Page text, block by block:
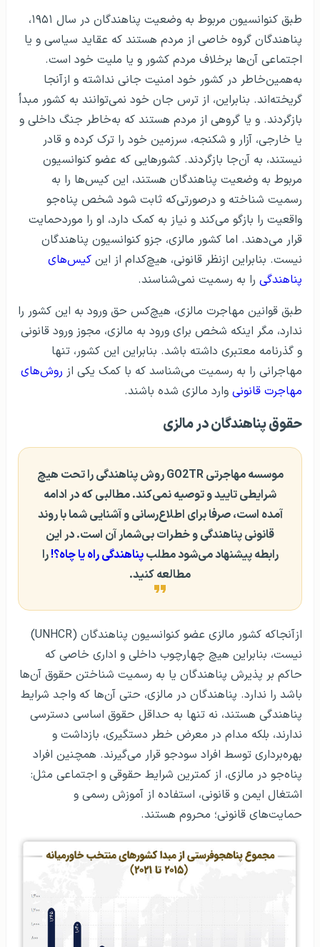
طبق کنوانسیون مربوط به وضعیت پناهندگان در سال ۱۹۵۱،
پناهندگان گروه خاصی از مردم هستند که عقاید سیاسی و یا
اجتماعی آن‌ها برخلاف مردم کشور و یا ملیت خود است.
به‌همین‌خاطر در کشور خود امنیت جانی نداشته و ازآنجا
گریخته‌اند. بنابراین، از ترس جان خود نمی‌توانند به کشور مبدأ
بازگردند. و یا گروهی از مردم هستند که به‌خاطر جنگ داخلی و
یا خارجی، آزار و شکنجه، سرزمین خود را ترک کرده و قادر
نیستند، به آن‌جا بازگردند. کشورهایی که عضو کنوانسیون
مربوط به وضعیت پناهندگان هستند، این کیس‌ها را به
رسمیت شناخته و درصورتی‌که ثابت شود شخص پناه‌جو
واقعیت را بازگو می‌کند و نیاز به کمک دارد، او را موردحمایت
قرار می‌دهند. اما کشور مالزی، جزو کنوانسیون پناهندگان
نیست. بنابراین ازنظر قانونی، هیچ‌کدام از این کیس‌های
پناهندگی را به رسمیت نمی‌شناسند.
طبق قوانین مهاجرت مالزی، هیچ‌کس حق ورود به این کشور را
ندارد، مگر اینکه شخص برای ورود به مالزی، مجوز ورود قانونی
و گذرنامه معتبری داشته باشد. بنابراین این کشور، تنها
مهاجرانی را به رسمیت می‌شناسد که با کمک یکی از روش‌های
مهاجرت قانونی وارد مالزی شده باشند.
حقوق پناهندگان در مالزی
موسسه مهاجرتی GO2TR روش پناهندگی را تحت هیچ
شرایطی تایید و توصیه نمی‌کند. مطالبی که در ادامه
آمده است، صرفا برای اطلاع‌رسانی و آشنایی شما با روند
قانونی پناهندگی و خطرات بی‌شمار آن است. در این
رابطه پیشنهاد می‌شود مطلبپناهندگی راه یا چاه؟!را
مطالعه کنید.
ازآنجاکه کشور مالزی عضو کنوانسیون پناهندگان (UNHCR)
نیست، بنابراین هیچ چهارچوب داخلی و اداری خاصی که
حاکم بر پذیرش پناهندگان یا به رسمیت شناختن حقوق آن‌ها
باشد را ندارد. پناهندگان در مالزی، حتی آن‌ها که واجد شرایط
پناهندگی هستند، نه تنها به حداقل حقوق اساسی دسترسی
ندارند، بلکه مدام در معرض خطر دستگیری، بازداشت و
بهره‌برداری توسط افراد سودجو قرار می‌گیرند. همچنین افراد
پناه‌جو در مالزی، از کمترین شرایط حقوقی و اجتماعی مثل:
اشتغال ایمن و قانونی، استفاده از آموزش رسمی و
حمایت‌های قانونی؛ محروم هستند.